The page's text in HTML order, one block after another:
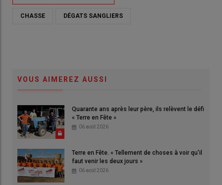
CHASSE DÉGATS SANGLIERS
VOUS AIMEREZ AUSSI
Quarante ans après leur père, ils relèvent le défi
« Terre en Fête »
06 août 2026
Terre en Fête. « Tellement de choses à voir qu'il
faut venir les deux jours »
06 août 2026